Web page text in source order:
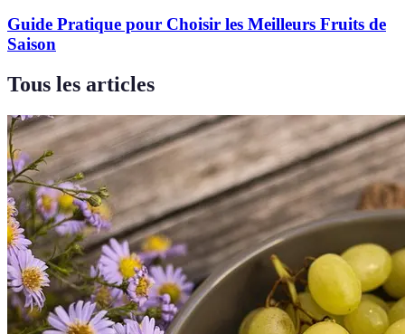
Guide Pratique pour Choisir les Meilleurs Fruits de
Saison
Tous les articles